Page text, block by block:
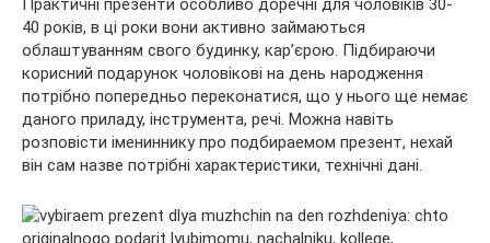
Практичні презенти особливо доречні для чоловіків 30-
40 років, в ці роки вони активно займаються
облаштуванням свого будинку, кар’єрою. Підбираючи
корисний подарунок чоловікові на день народження
потрібно попередньо переконатися, що у нього ще немає
даного приладу, інструмента, речі. Можна навіть
розповісти імениннику про подбираемом презент, нехай
він сам назве потрібні характеристики, технічні дані.